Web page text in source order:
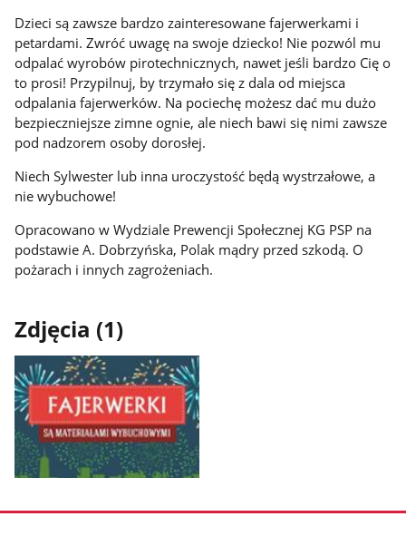
Dzieci są zawsze bardzo zainteresowane fajerwerkami i
petardami. Zwróć uwagę na swoje dziecko! Nie pozwól mu
odpalać wyrobów pirotechnicznych, nawet jeśli bardzo Cię o
to prosi! Przypilnuj, by trzymało się z dala od miejsca
odpalania fajerwerków. Na pociechę możesz dać mu dużo
bezpieczniejsze zimne ognie, ale niech bawi się nimi zawsze
pod nadzorem osoby dorosłej.
Niech Sylwester lub inna uroczystość będą wystrzałowe, a
nie wybuchowe!
Opracowano w Wydziale Prewencji Społecznej KG PSP na
podstawie A. Dobrzyńska, Polak mądry przed szkodą. O
pożarach i innych zagrożeniach.
Zdjęcia (1)
zdjęcie